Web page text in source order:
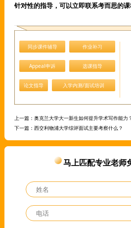
针对性的指导，可以立即联系考而思的课
同步课件辅导 作业补习
Appeal申诉 选课指导
论文指导 入学内测/面试培训
上一篇： 奥克兰大学大一新生如何提升学术写作能力
下一篇： 西交利物浦大学综评面试主要考察什么？
马上匹配专业老师